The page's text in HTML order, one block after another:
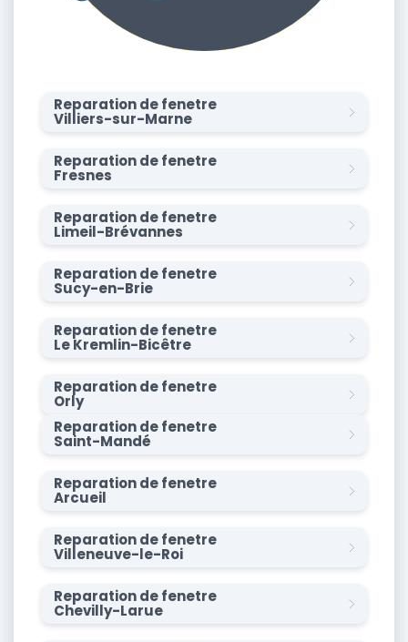
Reparation de fenetre
Villiers-sur-Marne
Reparation de fenetre
Fresnes
Reparation de fenetre
Limeil-Brévannes
Reparation de fenetre
Sucy-en-Brie
Reparation de fenetre
Le Kremlin-Bicêtre
Reparation de fenetre
Orly
Reparation de fenetre
Saint-Mandé
Reparation de fenetre
Arcueil
Reparation de fenetre
Villeneuve-le-Roi
Reparation de fenetre
Chevilly-Larue